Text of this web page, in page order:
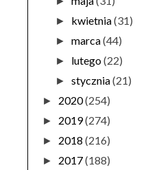
► kwietnia(31)
►marca(44)
► lutego(22)
►stycznia(21)
► 2020(254)
► 2019(274)
► 2018 (216)
► 2017(188)